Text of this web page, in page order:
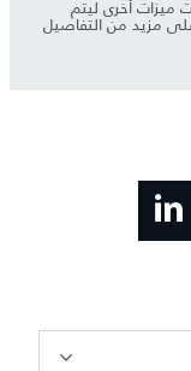
ميزات أخرى ليتم
مزيد من التفاصيل